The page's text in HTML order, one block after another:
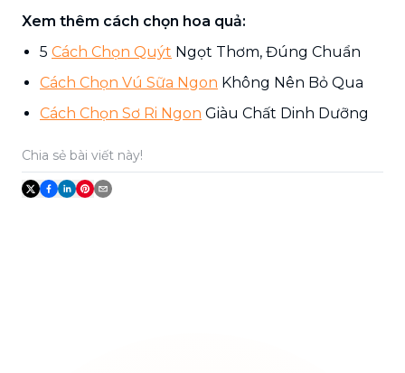
Xem thêm cách chọn hoa quả:
5 Cách Chọn Quýt Ngọt Thơm, Đúng Chuẩn
Cách Chọn Vú Sữa Ngon Không Nên Bỏ Qua
Cách Chọn Sơ Ri Ngon Giàu Chất Dinh Dưỡng
Chia sẻ bài viết này!